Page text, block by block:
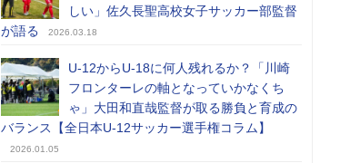
しい」佐久長聖高校女子サッカー部監督
が語る
2026.03.18
U-12からU-18に何人残れるか？「川崎
フロンターレの軸となっていかなくち
ゃ」大田和直哉監督が取る勝負と育成の
バランス【全日本U-12サッカー選手権コラム】
2026.01.05